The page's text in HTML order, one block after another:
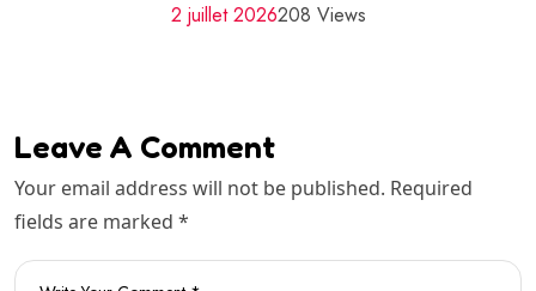
2 juillet 2026208 Views
Leave A Comment
Your email address will not be published. Required
fields are marked *